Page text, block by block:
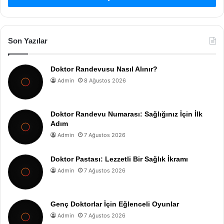
Son Yazılar
Doktor Randevusu Nasıl Alınır?
Admin 8 Ağustos 2026
Doktor Randevu Numarası: Sağlığınız İçin İlk
Adım
Admin 7 Ağustos 2026
Doktor Pastası: Lezzetli Bir Sağlık İkramı
Admin 7 Ağustos 2026
Genç Doktorlar İçin Eğlenceli Oyunlar
Admin 7 Ağustos 2026